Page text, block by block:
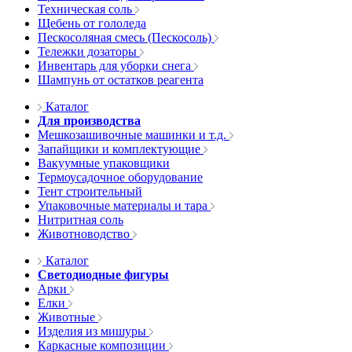
Техническая соль
Щебень от гололеда
Пескосоляная смесь (Пескосоль)
Тележки дозаторы
Инвентарь для уборки снега
Шампунь от остатков реагента
Каталог
Для производства
Мешкозашивочные машинки и т.д.
Запайщики и комплектующие
Вакуумные упаковщики
Термоусадочное оборудование
Тент строительный
Упаковочные материалы и тара
Нитритная соль
Животноводство
Каталог
Светодиодные фигуры
Арки
Елки
Животные
Изделия из мишуры
Каркасные композиции